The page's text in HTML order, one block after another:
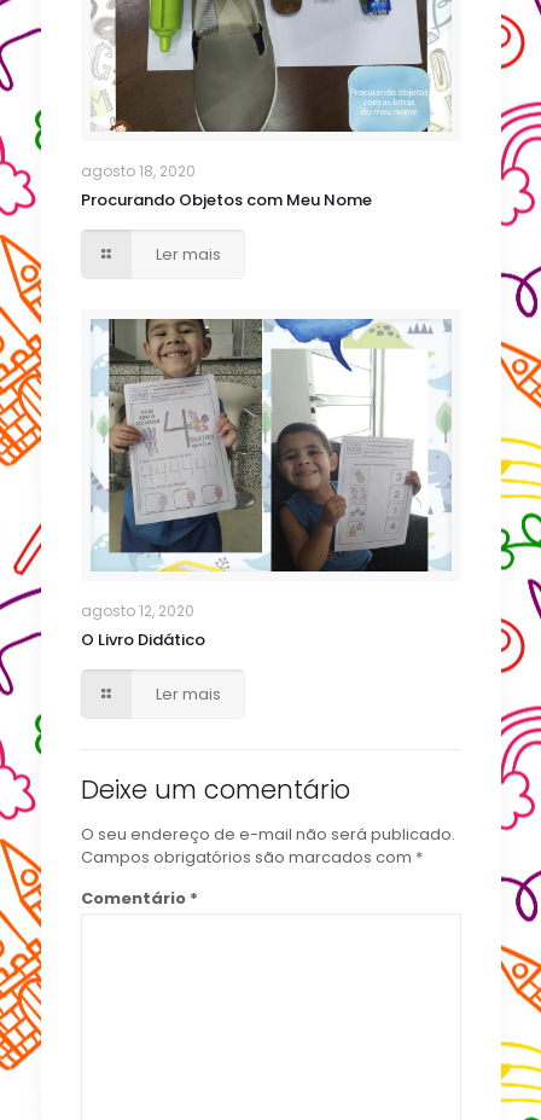
agosto 18, 2020
Procurando Objetos com Meu Nome
Ler mais
agosto 12, 2020
O Livro Didático
Ler mais
Deixe um comentário
O seu endereço de e-mail não será publicado.
Campos obrigatórios são marcados com *
Comentário *